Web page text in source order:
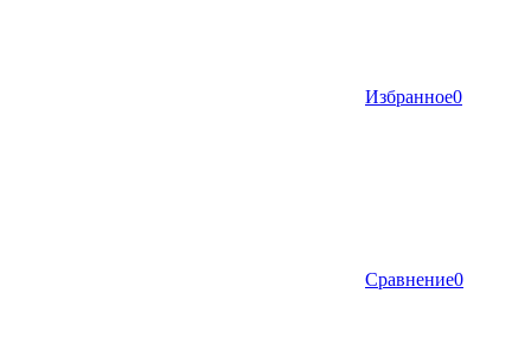
Избранное0
Сравнение0